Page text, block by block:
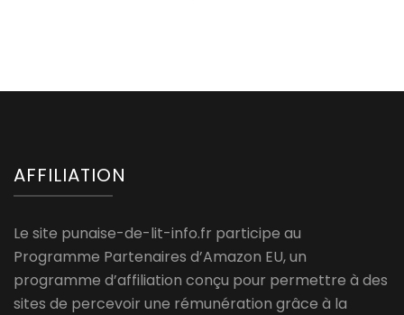
AFFILIATION
Le site punaise-de-lit-info.fr participe au
Programme Partenaires d’Amazon EU, un
programme d’affiliation conçu pour permettre à des
sites de percevoir une rémunération grâce à la